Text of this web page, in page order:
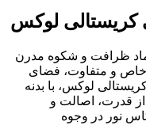
کریستالی لوکس
ظرافت و شکوه مدرن
و متفاوت، فضای
لوکس، با بدنه
قدرت، اصالت و
نور در وجوه